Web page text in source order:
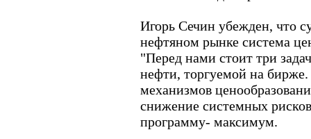
Игорь Сечин убежден, что
нефтяном рынке система
"Перед нами стоит три
нефти, торгуемой на
механизмов
снижение системных
программу- максимум.